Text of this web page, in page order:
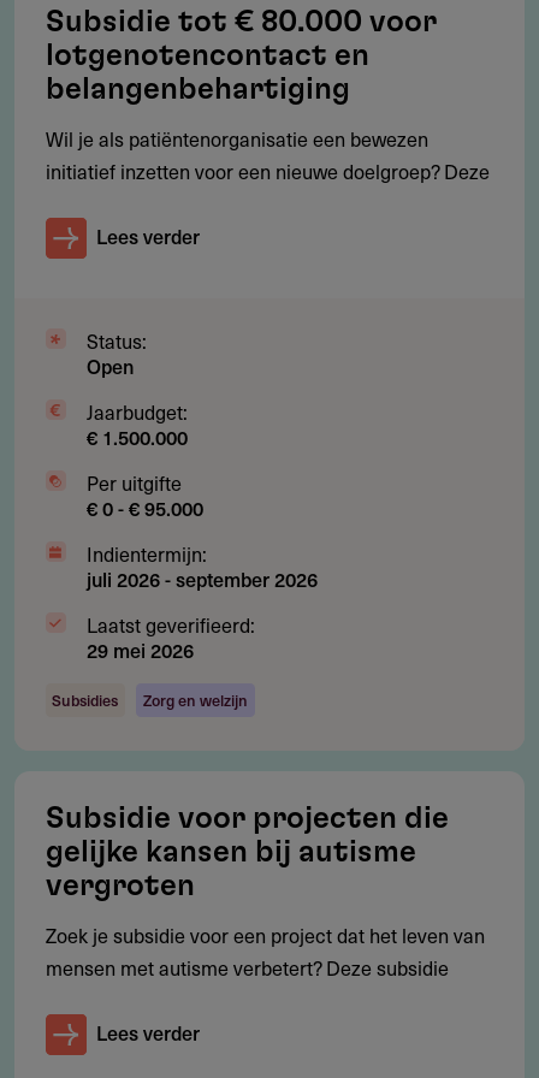
Restricties
Waarvoor kun je géén subsidie aanvragen?
Kosten gemaakt vóór de aanvraagdatum.
Activiteiten buiten de veranderopgave.
Reguliere exploitatie- of instellingskosten.
Projecten zonder borging van resultaten.
Subsidie
Hoeveel subsidie kun je aanvragen?
Aanvraagbedrag: max. € 124.999 per organisatie
Cofinanciering: niet verplicht
versterking van de organisatie.
Wat zijn veelgemaakte fouten?
Te algemene plannen zonder meetbare resultaten of
borging.
Welke documenten zijn verplicht?
Externe analyse, activiteitenplan (max. 5 activiteiten),
begroting en plan van aanpak.
Subsidie tot € 80.000 voor
lotgenotencontact en
belangenbehartiging
Wil je als patiëntenorganisatie een bewezen
initiatief inzetten voor een nieuwe doelgroep? Deze
Lees verder
Status:
Open
Jaarbudget:
€ 1.500.000
Per uitgifte
€ 0 - € 95.000
Indientermijn:
juli 2026-september 2026
Laatst geverifieerd:
29 mei 2026
Subsidies Zorg en welzijn
Subsidie voor projecten die
gelijke kansen bij autisme
vergroten
Zoek je subsidie voor een project dat het leven van
mensen met autisme verbetert? Deze subsidie
Lees verder